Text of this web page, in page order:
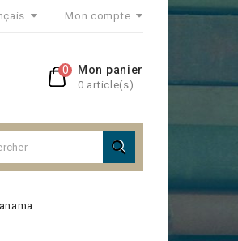
Mon compte
Mon panier
0 article(s)
0
